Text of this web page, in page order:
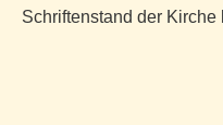
Schriftenstand der